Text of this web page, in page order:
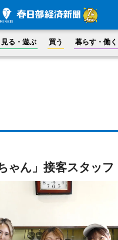
見る・遊ぶ 買う 暮らす・働く
ゃん」接客スタッフ